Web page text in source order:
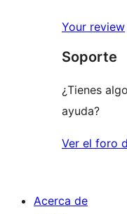
Your review
Soporte
¿Tienes
ayuda?
Ver el foro
Acerca de